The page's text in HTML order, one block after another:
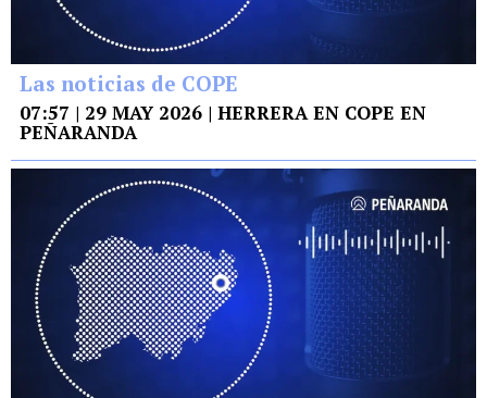
Las noticias de COPE
07:57 | 29 MAY 2026 | HERRERA EN COPE EN
PEÑARANDA